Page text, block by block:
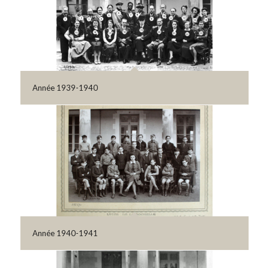
Année 1939-1940
Année 1940-1941